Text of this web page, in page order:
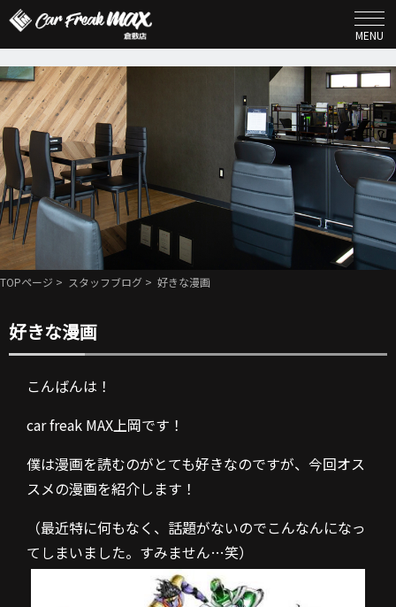
MENU
TOPページ > スタッフブログ > 好きな漫画
好きな漫画
こんばんは！
car freak MAX上岡です！
僕は漫画を読むのがとても好きなのですが、今回オス
スメの漫画を紹介します！
（最近特に何もなく、話題がないのでこんなんになっ
てしまいました。すみません…笑）